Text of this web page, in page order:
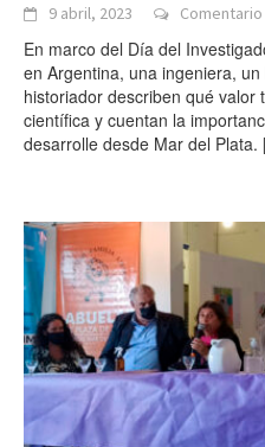
9 abril, 2023 Comentario
En marco del Día del
en Argentina, una ingeniera,
historiador describen qué valor
científica y cuentan la
desarrolle desde Mar del Plata.